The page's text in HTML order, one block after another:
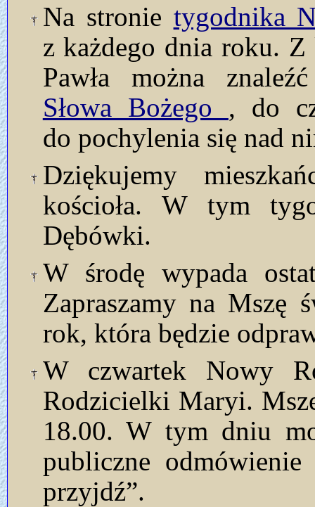
Na stronie tygodnika
z każdego dnia roku. Z
Pawła można
Słowa Bożego , do
do pochylenia się nad
Dziękujemy
kościoła. W tym
Dębówki.
W środę wypada
Zapraszamy na Mszę
rok, która będzie
W czwartek Nowy
Rodzicielki Maryi.
18.00. W tym dniu
publiczne
przyjdź”.